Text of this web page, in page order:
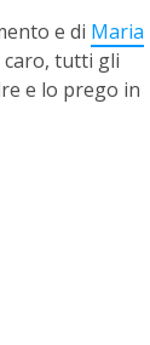
e di Maria
caro, tutti gli
e lo prego in